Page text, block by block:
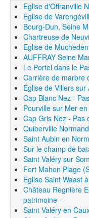
Eglise d'Offranville
Eglise de
Bourg-Dun, Seine
Chartreuse de
Eglise de
AUFFRAY Seine
Le Portel dans le
Carrière de marbre
Église de Villers
Cap Blanc Nez -
Pourville sur Mer
Cap Gris Nez - Pas
Quiberville
Saint Aubin en
Sur le champ de
Saint Valéry sur
Fort Mahon Plage
Eglise Saint Waast
Château Regnière
patrimoine -
Saint Valéry en